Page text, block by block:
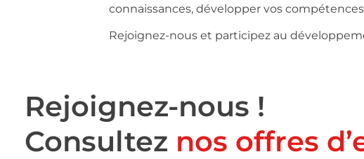
connaissances, développer vos
Rejoignez-nous et participez au
Rejoignez-nous !
Consultez nos offres